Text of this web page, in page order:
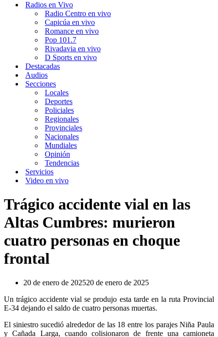
navegaciónRadios en Vivo
Radio Centro en vivo
Capicúa en vivo
Romance en vivo
Pop 101.7
Rivadavia en vivo
D Sports en vivo
Destacadas
Audios
Secciones
Locales
Deportes
Policiales
Regionales
Provinciales
Nacionales
Mundiales
Opinión
Tendencias
Servicios
Video en vivo
Trágico accidente vial en las
Altas Cumbres: murieron
cuatro personas en choque
frontal
20 de enero de 202520 de enero de 2025
Un trágico accidente vial se produjo esta tarde en la ruta Provincial
E-34 dejando el saldo de cuatro personas muertas.
El siniestro sucedió alrededor de las 18 entre los parajes Niña Paula
y Cañada Larga, cuando colisionaron de frente una camioneta